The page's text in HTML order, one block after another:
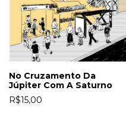
No Cruzamento Da
Júpiter Com A Saturno
R$15,00